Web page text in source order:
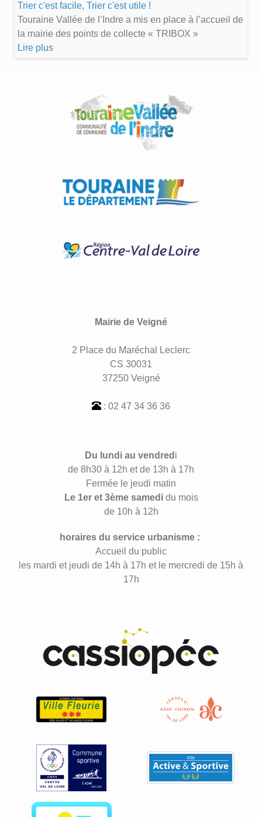
Trier c'est facile, Trier c'est utile !
Touraine Vallée de l’Indre a mis en place à l’accueil de
la mairie des points de collecte « TRIBOX »
Lire plus
Mairie de Veigné
2 Place du Maréchal Leclerc
CS 30031
37250 Veigné
: 02 47 34 36 36
Du lundi au vendred i
de 8h30 à 12h et de 13h à 17h
Fermée le jeudi matin
Le 1er et 3ème samedidu mois
de 10h à 12h
horaires du service urbanisme :
Accueil du public
les mardi et jeudi de 14h à 17h et le mercredi de 15h à
17h